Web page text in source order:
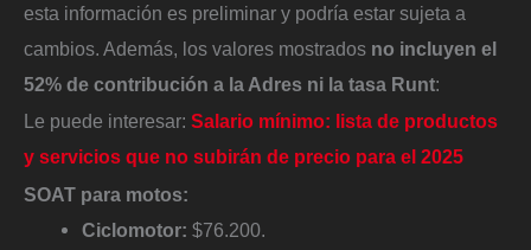
esta información es preliminar y podría estar sujeta a
cambios. Además, los valores mostrados no incluyen el
52% de contribución a la Adres ni la tasa Runt:
Le puede interesar: Salario mínimo: lista de productos
y servicios que no subirán de precio para el 2025
SOAT para motos:
Ciclomotor: $76.200.